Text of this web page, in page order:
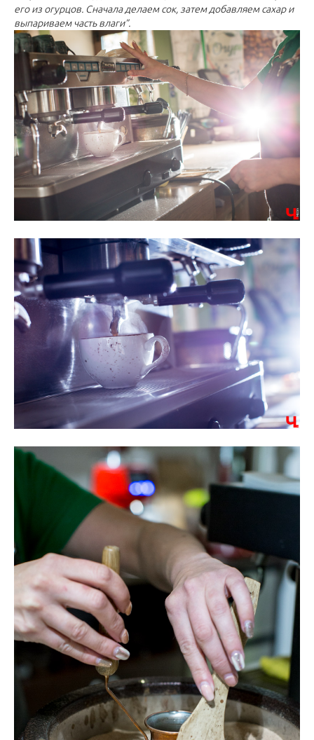
его из огурцов. Сначала делаем сок, затем добавляем сахар и
выпариваем часть влаги”.